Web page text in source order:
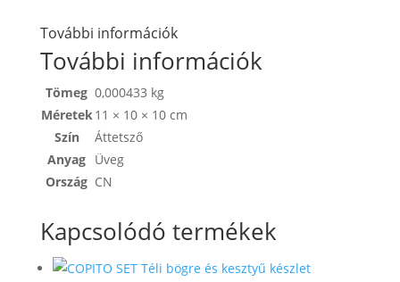
További információk
További információk
Tömeg 0,000433 kg
Méretek 11 × 10 × 10 cm
Szín
Áttetsző
Anyag Üveg
Ország CN
Kapcsolódó termékek